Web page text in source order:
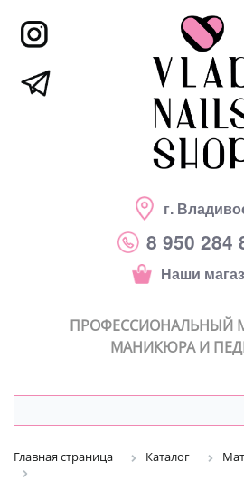
г.
8 950 284
Наши
ПРОФЕССИОНАЛЬНЫЙ
МАНИКЮРА И
Главная страница Каталог